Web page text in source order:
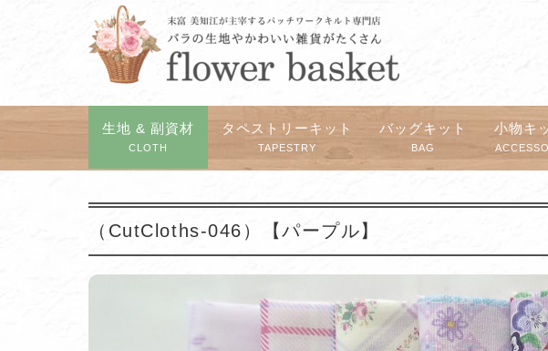
生地 & 副資材
CLOTH
タペストリーキット
TAPESTRY
バッグキット
BAG
小物キ
（CutCloths-046）【パープル】